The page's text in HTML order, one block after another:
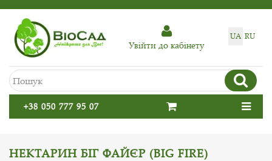
UA RU
Увiйти до кабiнету
+38 050 777 95 07
НЕКТАРИН БІГ ФАЙЄР (BIG FIRE)